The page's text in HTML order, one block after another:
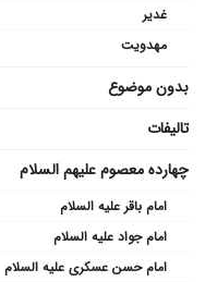
غدیر
مهدویت
بدون موضوع
تالیفات
چهارده معصوم علیهم السلام
امام باقر علیه السلام
امام جواد علیه السلام
امام حسن عسکری علیه السلام